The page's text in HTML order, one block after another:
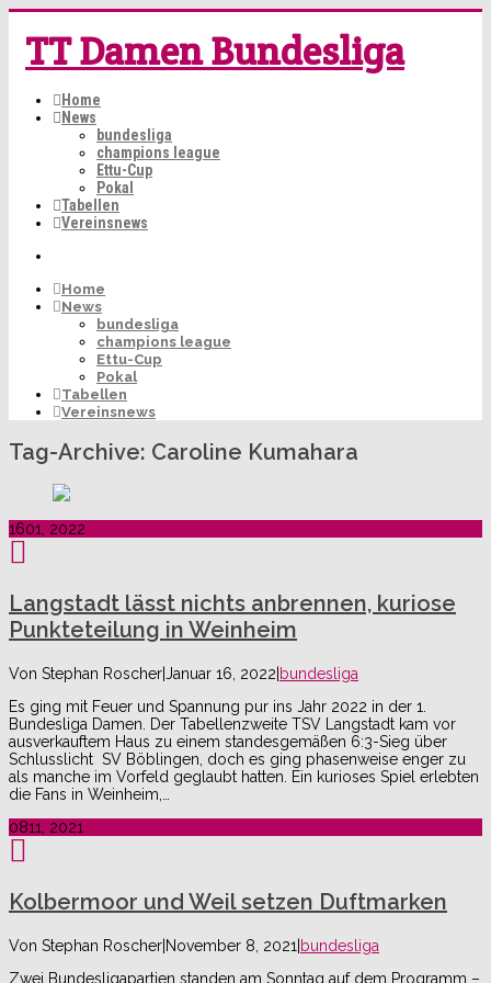
TT Damen Bundesliga
Home
News
bundesliga
champions league
Ettu-Cup
Pokal
Tabellen
Vereinsnews
Home
News
bundesliga
champions league
Ettu-Cup
Pokal
Tabellen
Vereinsnews
Tag-Archive: Caroline Kumahara
1601, 2022
Langstadt lässt nichts anbrennen, kuriose
Punkteteilung in Weinheim
Von Stephan Roscher|Januar 16, 2022|bundesliga
Es ging mit Feuer und Spannung pur ins Jahr 2022 in der 1.
Bundesliga Damen. Der Tabellenzweite TSV Langstadt kam vor
ausverkauftem Haus zu einem standesgemäßen 6:3-Sieg über
Schlusslicht SV Böblingen, doch es ging phasenweise enger zu
als manche im Vorfeld geglaubt hatten. Ein kurioses Spiel erlebten
die Fans in Weinheim,…
0811, 2021
Kolbermoor und Weil setzen Duftmarken
Von Stephan Roscher|November 8, 2021|bundesliga
Zwei Bundesligapartien standen am Sonntag auf dem Programm –